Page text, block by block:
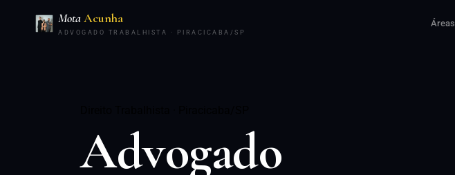
MotaAcunha
ADVOGADO TRABALHISTA · PIRACICABA/SP
Áreas
Advogado